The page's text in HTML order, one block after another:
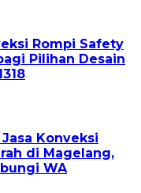
Rompi Safety
Pilihan Desain
Konveksi
di Magelang,
WA